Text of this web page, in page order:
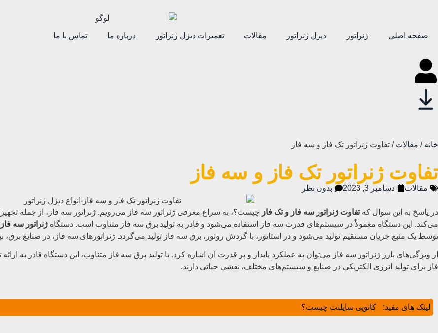
صفحه اصلی ژنراتور دیزل ژنراتور مقالات تعمیرات دیزل ژنراتور درباره ما تماس با ما
خانه / مقالات / تفاوت ژنراتور تک فاز و سه فاز
تفاوت ژنراتور تک فاز و سه فاز
مقالات دسامبر 3, 2023 بدون نظر
در پاسخ به این سوال کهتفاوت ژنراتور سه فاز و تک فاز چیست؟، به سراغ معرفی ژنراتور سه فاز می‌رویم. ژنراتور سه فاز، از جمله
می‌کند. این دستگاه معمولاً در سیستم‌های قدرت سه فاز استفاده می‌شود و قادر به تولید برق سه فاز متناوب است. دستگاه ژنراتور سه فاز
توسط یک منبع جریان مستقیم تولید می‌شود و در استاتور، با گردش روتور، برق سه فاز تولید می‌گردد. ژنراتورهای سه فاز، در صنایع برق،
از ویژگی‌های بارز ژنراتور سه فاز می‌توان به عملکرد پایدار و پر قدرت آن اشاره کرد. با تولید برق سه فاز متناوب، این دستگاه قادر به
فاز برای تولید انرژی الکتریکی در صنایع و سیستم‌های مختلف، نقشی حیاتی دارند.
لینک های مفید: کانوپی سایلنت چیست؟